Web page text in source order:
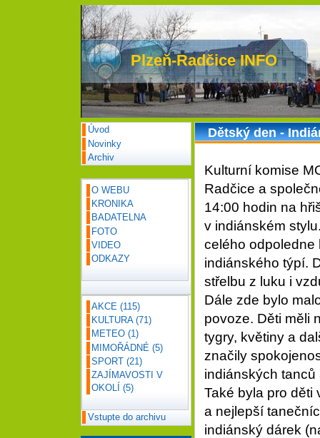
Plzeň-Radčice INFO
Dětský den -
Kulturní komise
Radčice a
14:00 hodin na
v indiánském
celého odpoledne
indiánského týpí.
střelbu z luku i
Dále zde bylo
povoze. Děti měli
tygry, květiny a
značily
indiánských tanců
Také byla pro děti
a nejlepší
indiánský dárek
Úvod
Novinky
Archiv
O WEBU
KRONIKA
BADATELNA
FOTO
VIDEO
ODKAZY
AKCE(115)
KULTURA(71)
METEO(1)
MIMOŘÁDNÉ(5)
SPORT(21)
ZAJÍMAVOSTI V
OKOLÍ(5)
Vstupte do archivu